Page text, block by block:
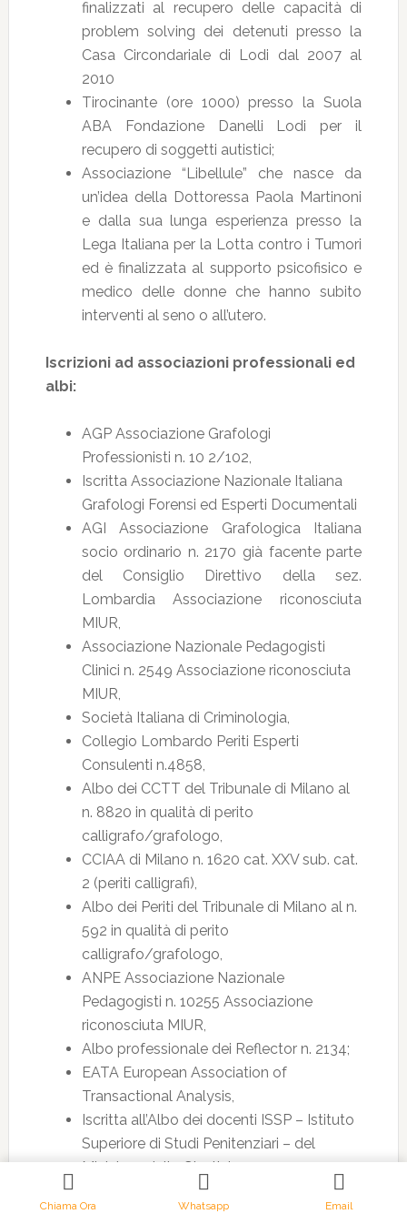
finalizzati al recupero delle capacità di
problem solving dei detenuti presso la
Casa Circondariale di Lodi dal 2007 al
2010
Tirocinante (ore 1000) presso la Suola
ABA Fondazione Danelli Lodi per il
recupero di soggetti autistici;
Associazione “Libellule” che nasce da
un’idea della Dottoressa Paola Martinoni
e dalla sua lunga esperienza presso la
Lega Italiana per la Lotta contro i Tumori
ed è finalizzata al supporto psicofisico e
medico delle donne che hanno subito
interventi al seno o all’utero.
Iscrizioni ad associazioni professionali ed
albi:
AGP Associazione Grafologi
Professionisti n. 10 2/102,
Iscritta Associazione Nazionale Italiana
Grafologi Forensi ed Esperti Documentali
AGI Associazione Grafologica Italiana
socio ordinario n. 2170 già facente parte
del Consiglio Direttivo della sez.
Lombardia Associazione riconosciuta
MIUR,
Associazione Nazionale Pedagogisti
Clinici n. 2549 Associazione riconosciuta
MIUR,
Società Italiana di Criminologia,
Collegio Lombardo Periti Esperti
Consulenti n.4858,
Albo dei CCTT del Tribunale di Milano al
n. 8820 in qualità di perito
calligrafo/grafologo,
CCIAA di Milano n. 1620 cat. XXV sub. cat.
2 (periti calligrafi),
Albo dei Periti del Tribunale di Milano al n.
592 in qualità di perito
calligrafo/grafologo,
ANPE Associazione Nazionale
Pedagogisti n. 10255 Associazione
riconosciuta MIUR,
Albo professionale dei Reflector n. 2134;
EATA European Association of
Transactional Analysis,
Iscritta all’Albo dei docenti ISSP – Istituto
Superiore di Studi Penitenziari – del
Ministero della Giustizia;
Iscritta Associazione Nazionale Italiana
Grafologi Forensi ed Esperti Documentali.
Chiama Ora Whatsapp Email